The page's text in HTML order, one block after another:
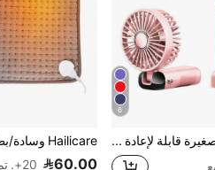
6
مروحة يدوية صغيرة قابلة لإعادة الشحن وقابلة للطي مع شاشة رقمية قطعة واحدة، 5 سرعات رياح و5 شفرات هادئة
60.00 20+. تم بيع